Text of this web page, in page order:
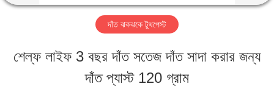
আমাদের
দাঁত ঝকঝকে টুথপেস্ট
শেল্ফ লাইফ 3 বছর দাঁত সতেজ দাঁত সাদা করার জন্য
দাঁত প্যাস্ট 120 গ্রাম